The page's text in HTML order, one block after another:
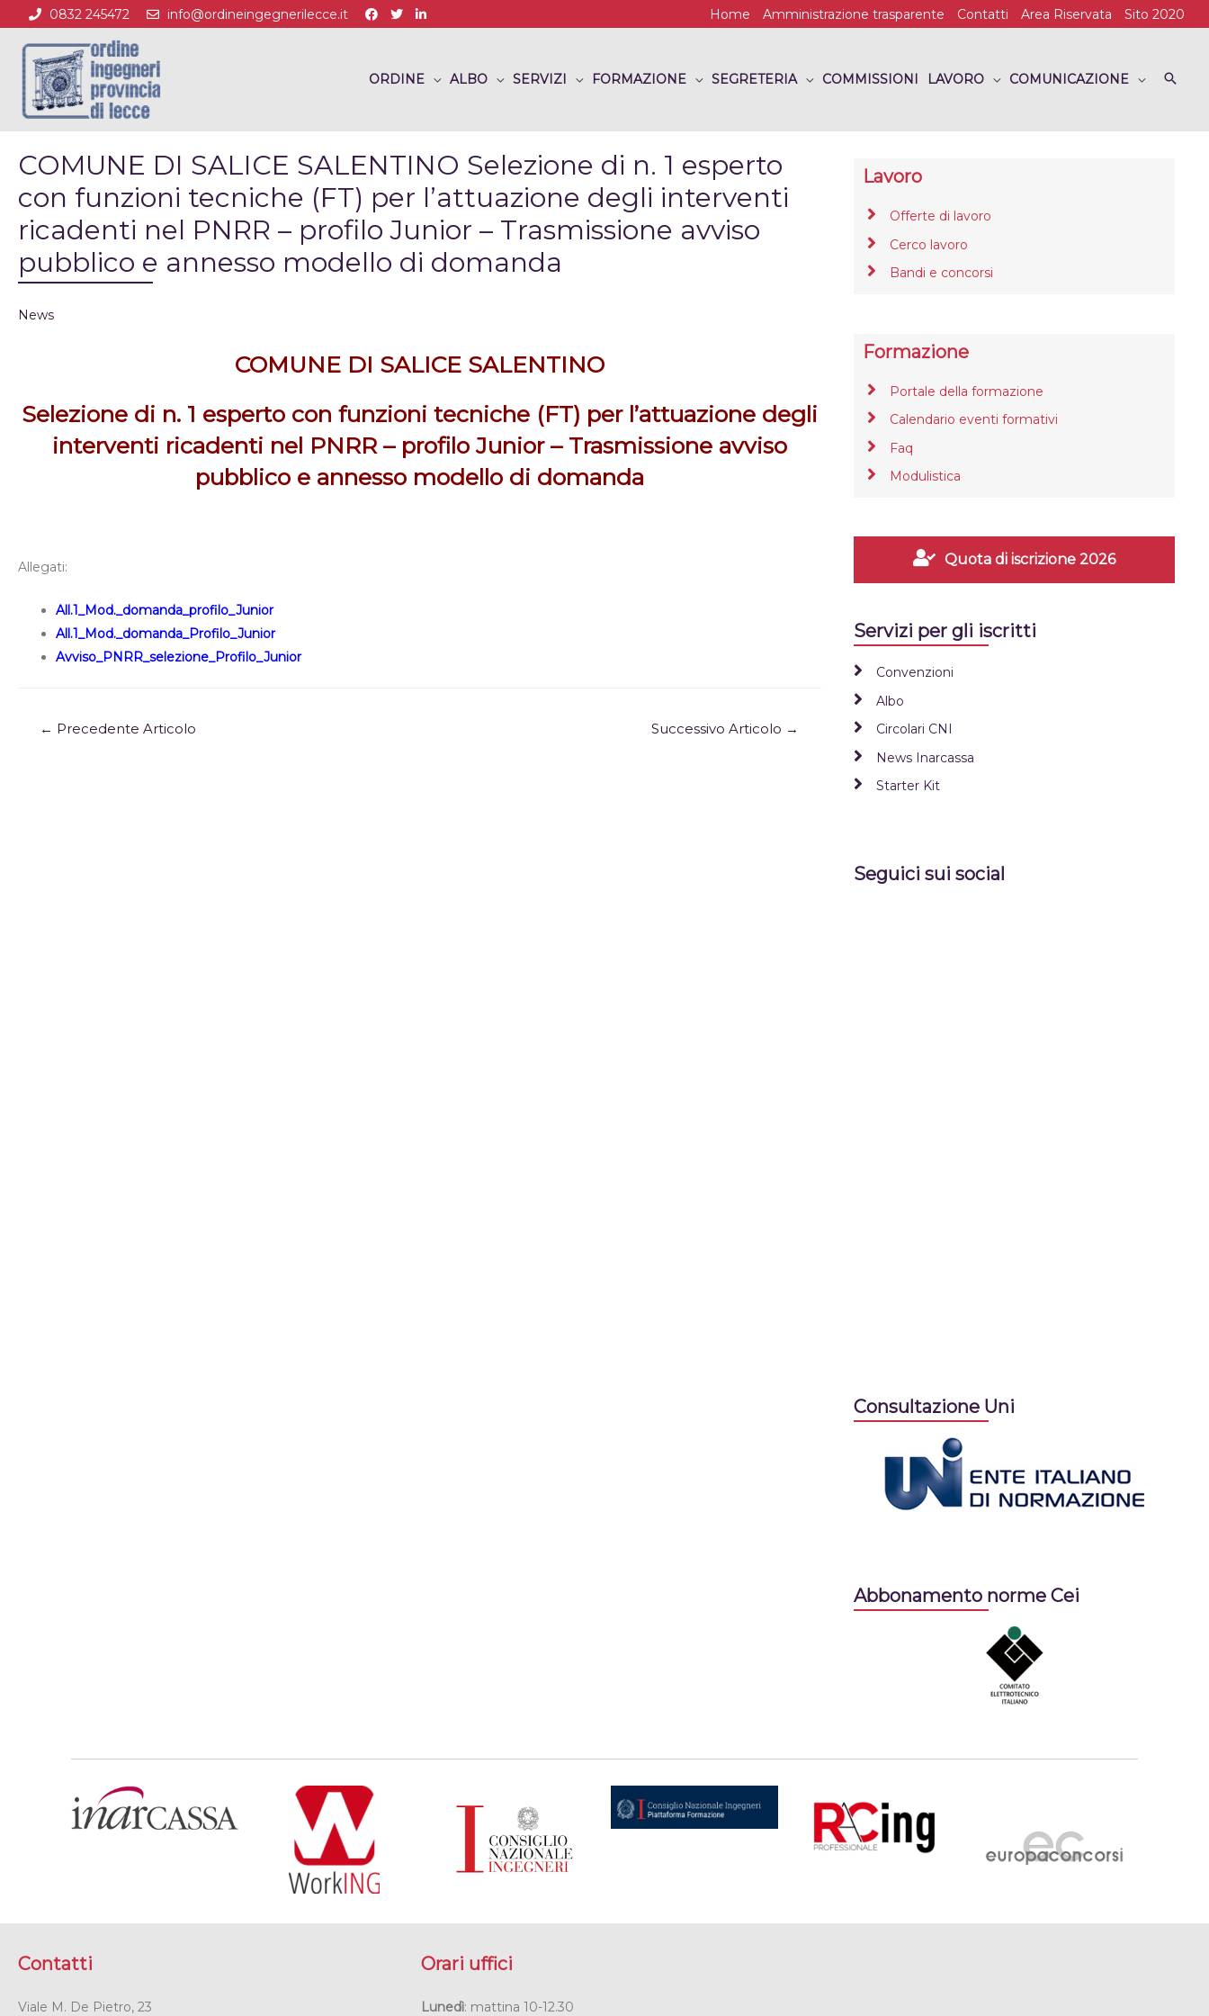
0832 245472 info@ordineingegnerilecce.it Home Amministrazione trasparente Contatti Area Riservata Sito 2020
ORDINE ALBO SERVIZI FORMAZIONE SEGRETERIA COMMISSIONI LAVORO COMUNICAZIONE
COMUNE DI SALICE SALENTINO Selezione di n. 1 esperto
con funzioni tecniche (FT) per l’attuazione degli interventi
ricadenti nel PNRR – profilo Junior – Trasmissione avviso
pubblico e annesso modello di domanda
News
COMUNE DI SALICE SALENTINO
Selezione di n. 1 esperto con funzioni tecniche (FT) per l’attuazione degli
interventi ricadenti nel PNRR – profilo Junior – Trasmissione avviso
pubblico e annesso modello di domanda
Allegati:
All.1_Mod._domanda_profilo_Junior
All.1_Mod._domanda_Profilo_Junior
Avviso_PNRR_selezione_Profilo_Junior
← Precedente Articolo Successivo Articolo →
Lavoro
Offerte di lavoro
Cerco lavoro
Bandi e concorsi
Formazione
Portale della formazione
Calendario eventi formativi
Faq
Modulistica
Quota di iscrizione 2026
Servizi per gli iscritti
Convenzioni
Albo
Circolari CNI
News Inarcassa
Starter Kit
Seguici sui social
Consultazione Uni
Abbonamento norme Cei
Contatti
Viale M. De Pietro, 23
Orari uffici
Lunedì: mattina 10-12.30